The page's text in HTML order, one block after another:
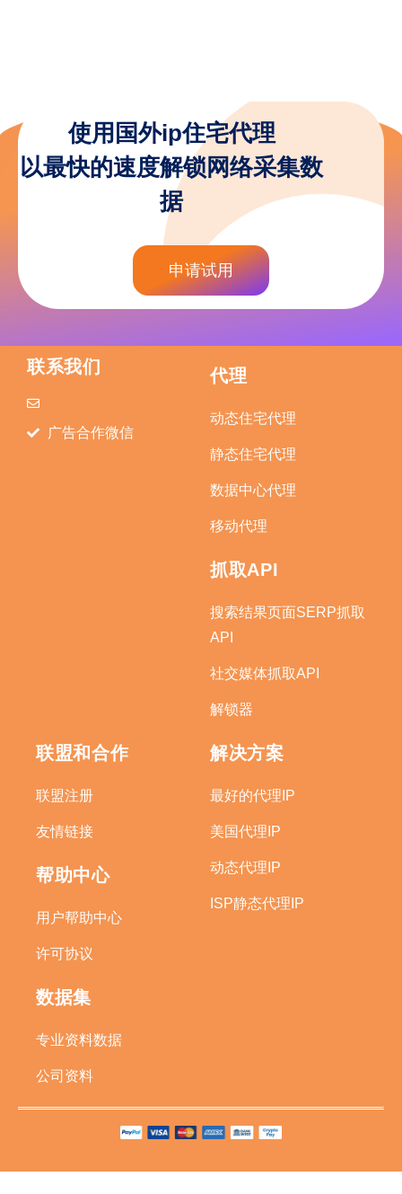
使用国外ip住宅代理
以最快的速度解锁网络采集数
据
申请试用
联系我们
广告合作微信
代理
动态住宅代理
静态住宅代理
数据中心代理
移动代理
抓取API
搜索结果页面SERP抓取
API
社交媒体抓取API
解锁器
联盟和合作
联盟注册
友情链接
帮助中心
用户帮助中心
许可协议
数据集
专业资料数据
公司资料
解决方案
最好的代理IP
美国代理IP
动态代理IP
ISP静态代理IP